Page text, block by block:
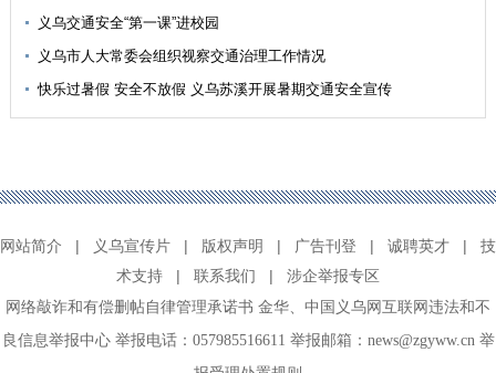
义乌交通安全“第一课”进校园
义乌市人大常委会组织视察交通治理工作情况
快乐过暑假 安全不放假 义乌苏溪开展暑期交通安全宣传
网站简介 | 义乌宣传片 | 版权声明 | 广告刊登 | 诚聘英才 |
技
术支持
| 联系我们 | 涉企举报专区
网络敲诈和有偿删帖自律管理承诺书 金华
中国义乌网互联网违法和不
良信息举报中心举报电话：057985516611 举报邮箱：news@zgyww.cn 举